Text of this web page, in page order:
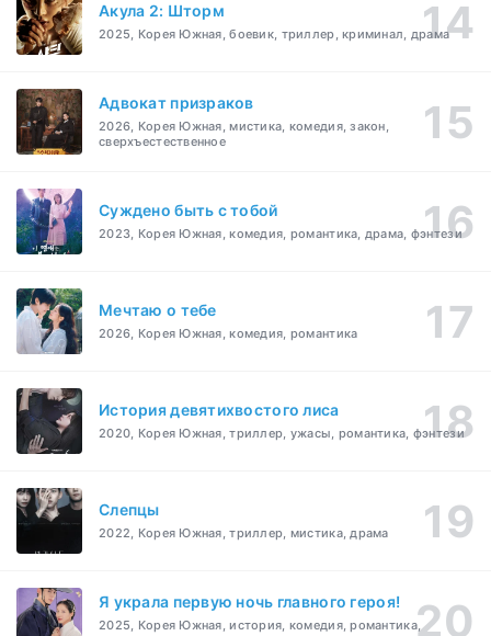
Акула 2: Шторм
2025, Корея Южная, боевик, триллер, криминал, драма
Адвокат призраков
2026, Корея Южная, мистика, комедия, закон,
сверхъестественное
Суждено быть с тобой
2023, Корея Южная, комедия, романтика, драма, фэнтези
Мечтаю о тебе
2026, Корея Южная, комедия, романтика
История девятихвостого лиса
2020, Корея Южная, триллер, ужасы, романтика, фэнтези
Слепцы
2022, Корея Южная, триллер, мистика, драма
Я украла первую ночь главного героя!
2025, Корея Южная, история, комедия, романтика,